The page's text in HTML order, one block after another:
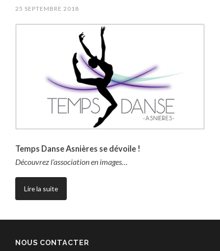
25 SEPTEMBRE 2018
Temps Danse Asnières se dévoile !
Découvrez l’association en images…
Lire la suite
NOUS CONTACTER